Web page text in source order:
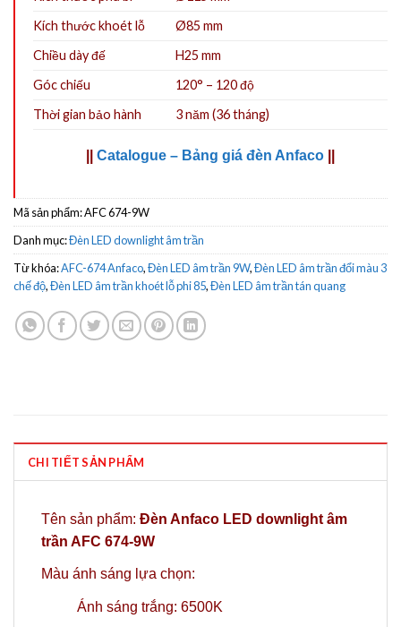
Kích thước khoét lỗ
Ø85mm
Chiều dày đế
H25 mm
Góc chiếu
120° – 120 độ
Thời gian bảo hành
3 năm (36 tháng)
Catalogue – Bảng giá đèn Anfaco
Mã sản phẩm:AFC 674-9W
Danh mục:Đèn LED downlight âm trần
Từ khóa:AFC-674 Anfaco,Đèn LED âm trần 9W,Đèn LED âm trần đổi màu 3
chế độ,Đèn LED âm trần khoét lỗ phi 85,Đèn LED âm trần tán quang
CHI TIẾT SẢN PHẨM
Tên sản phẩm: Đèn Anfaco LED downlight âm
trần AFC 674-9W
Màu ánh sáng lựa chọn:
Ánh sáng trắng: 6500K